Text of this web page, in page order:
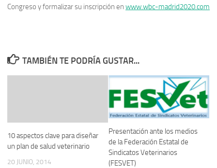
Congreso y formalizar su inscripción en www.wbc-madrid2020.com
TAMBIÉN TE PODRÍA GUSTAR...
10 aspectos clave para diseñar
un plan de salud veterinario
20 JUNIO, 2014
Presentación ante los medios
de la Federación Estatal de
Sindicatos Veterinarios
(FESVET)